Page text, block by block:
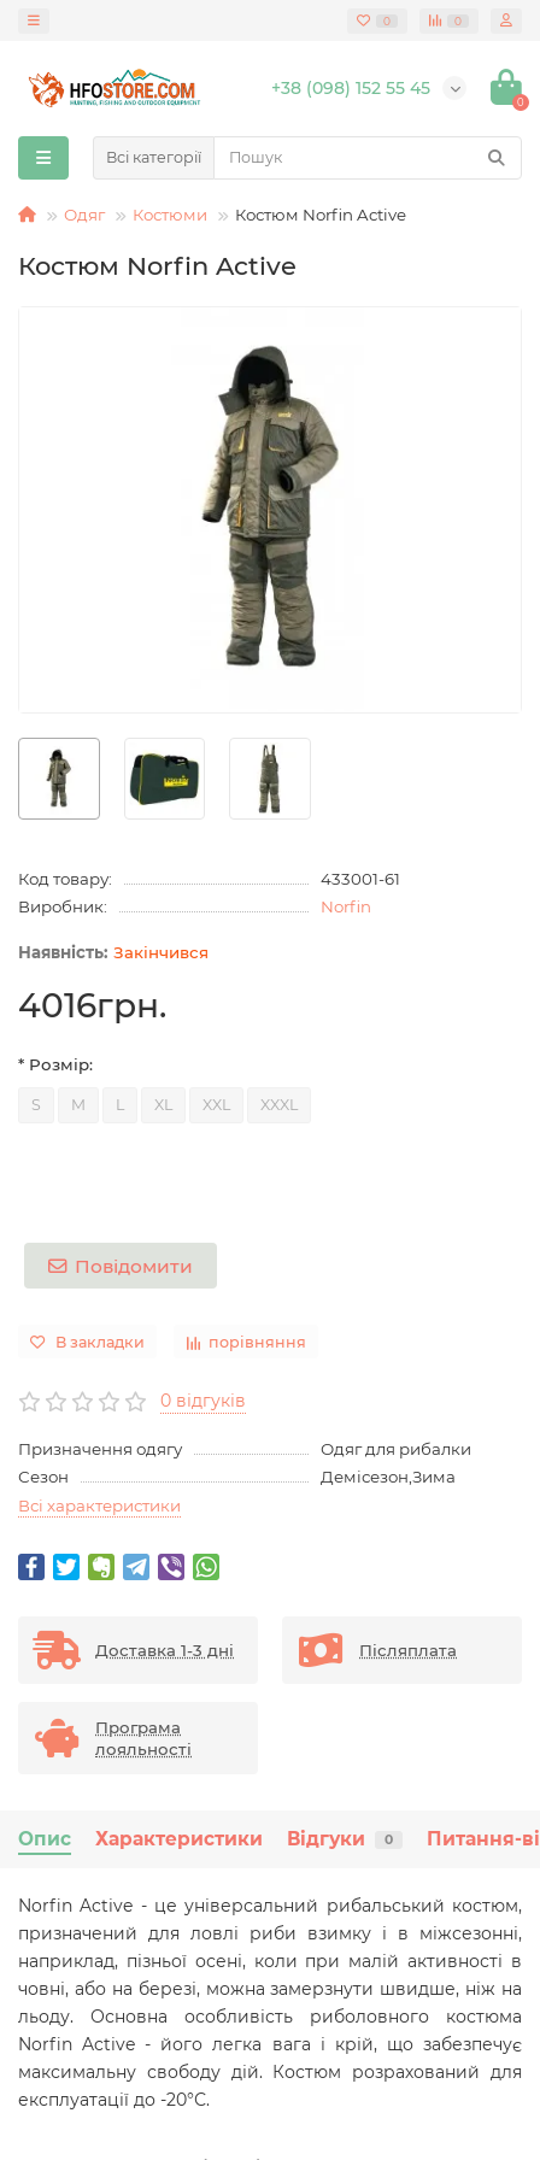
0 0
+38 (098) 152 55 45
0
Всі категорії
Одяг Костюми Костюм Norfin Active
Костюм Norfin Active
Код товару:
433001-61
Виробник:
Norfin
Закінчився
4016грн.
* Розмір:
S M L XL XXL XXXL
Повідомити
В закладки порівняння
0 відгуків
Призначення одягу
Одяг для рибалки
Сезон
Демісезон,Зима
Всі характеристики
Доставка 1-3 дні Післяплата
Програма
лояльності
Опис Характеристики Відгуки 0 Питання-
Norfin Active - це універсальний рибальський костюм,
призначений для ловлі риби взимку і в міжсезонні,
наприклад, пізньої осені, коли при малій активності в
човні, або на березі, можна замерзнути швидше, ніж на
льоду. Основна особливість риболовного костюма
Norfin Active - його легка вага і крій, що забезпечує
максимальну свободу дій. Костюм розрахований для
експлуатації до -20°С.